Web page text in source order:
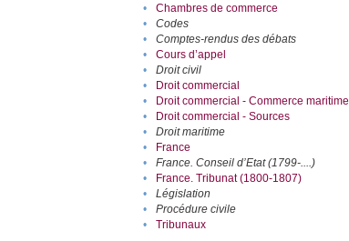
•
Chambres de commerce
•
Codes
•
Comptes-rendus des débats
•
Cours d’appel
•
Droit civil
•
Droit commercial
•
Droit commercial - Commerce maritime
•
Droit commercial - Sources
•
Droit maritime
•
France
•
France. Conseil d’Etat (1799-....)
•
France. Tribunat (1800-1807)
•
Législation
•
Procédure civile
•
Tribunaux